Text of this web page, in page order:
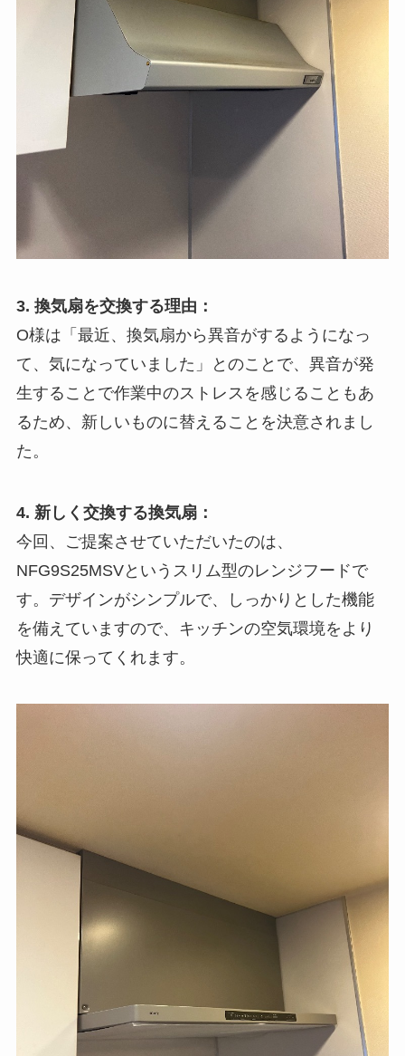
3. 換気扇を交換する理由：
O様は「最近、換気扇から異音がするようになっ
て、気になっていました」とのことで、異音が発
生することで作業中のストレスを感じることもあ
るため、新しいものに替えることを決意されまし
た。
4. 新しく交換する換気扇：
今回、ご提案させていただいたのは、
NFG9S25MSVというスリム型のレンジフードで
す。デザインがシンプルで、しっかりとした機能
を備えていますので、キッチンの空気環境をより
快適に保ってくれます。